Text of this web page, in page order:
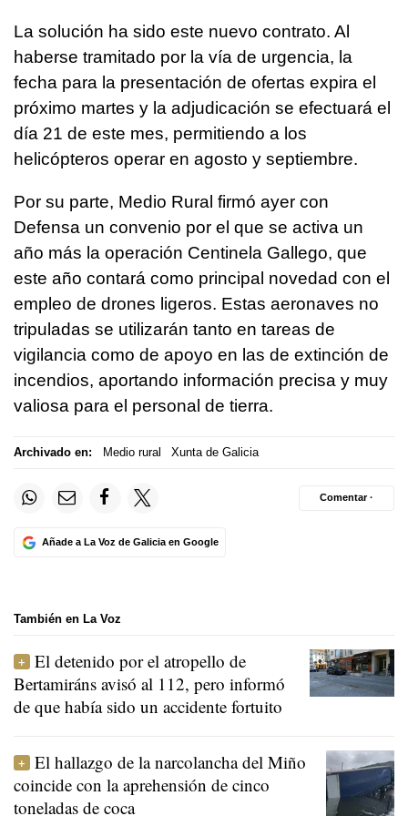
La solución ha sido este nuevo contrato. Al
haberse tramitado por la vía de urgencia, la
fecha para la presentación de ofertas expira el
próximo martes y la adjudicación se efectuará el
día 21 de este mes, permitiendo a los
helicópteros operar en agosto y septiembre.
Por su parte, Medio Rural firmó ayer con
Defensa un convenio por el que se activa un
año más la operación Centinela Gallego, que
este año contará como principal novedad con el
empleo de drones ligeros. Estas aeronaves no
tripuladas se utilizarán tanto en tareas de
vigilancia como de apoyo en las de extinción de
incendios, aportando información precisa y muy
valiosa para el personal de tierra.
Archivado en: Medio rural Xunta de Galicia
Añade a La Voz de Galicia en Google
Comentar ·
También en La Voz
El detenido por el atropello de
Bertamiráns avisó al 112, pero informó
de que había sido un accidente fortuito
El hallazgo de la narcolancha del Miño
coincide con la aprehensión de cinco
toneladas de coca